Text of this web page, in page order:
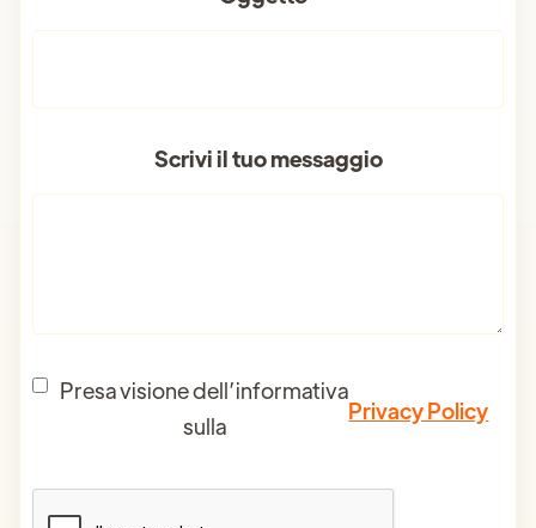
Scrivi il tuo messaggio
Presa visione dell’informativa
sulla
Privacy Policy